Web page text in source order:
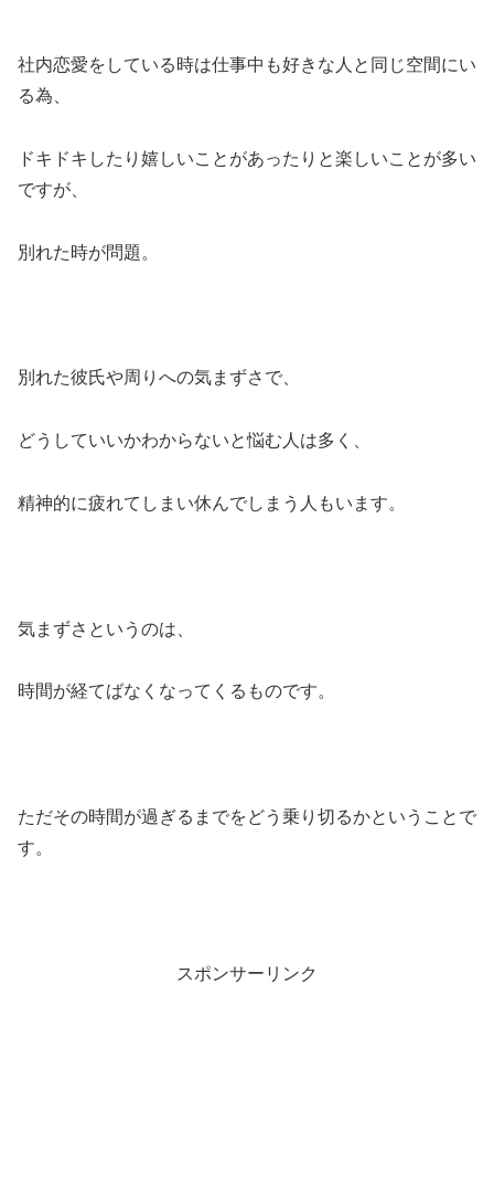
社内恋愛をしている時は仕事中も好きな人と同じ空間にい
る為、
ドキドキしたり嬉しいことがあったりと楽しいことが多い
ですが、
別れた時が問題。
別れた彼氏や周りへの気まずさで、
どうしていいかわからないと悩む人は多く、
精神的に疲れてしまい休んでしまう人もいます。
気まずさというのは、
時間が経てばなくなってくるものです。
ただその時間が過ぎるまでをどう乗り切るかということで
す。
スポンサーリンク